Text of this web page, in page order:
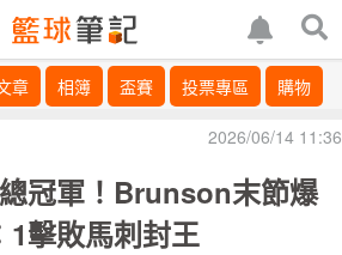
章 相簿 盃賽 投票專區 購物
2026/06/14 11:36
冠軍！Brunson末節爆
1擊敗馬刺封王